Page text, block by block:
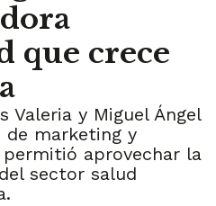
que crece
Valeria y Miguel Ángel
de marketing y
aprovechar la
sector salud